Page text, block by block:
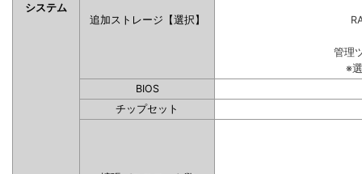
システム
追加ストレージ【選択】
管理
※
BIOS
チップセット